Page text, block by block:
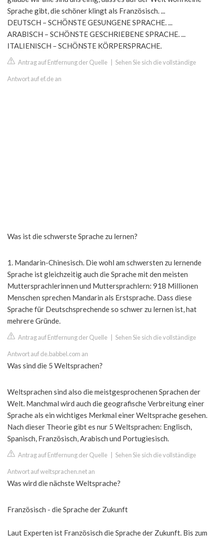
Sprache gibt, die schöner klingt als Französisch. ...
DEUTSCH – SCHÖNSTE GESUNGENE SPRACHE. ...
ARABISCH – SCHÖNSTE GESCHRIEBENE SPRACHE. ...
ITALIENISCH – SCHÖNSTE KÖRPERSPRACHE.
Antrag auf Entfernung der Quelle Sehen Sie sich die vollständige
Antwort auf ef.de an
Was ist die schwerste Sprache zu lernen?
1. Mandarin-Chinesisch. Die wohl am schwersten zu lernende
Sprache ist gleichzeitig auch die Sprache mit den meisten
Muttersprachlerinnen und Muttersprachlern: 918 Millionen
Menschen sprechen Mandarin als Erstsprache. Dass diese
Sprache für Deutschsprechende so schwer zu lernen ist, hat
mehrere Gründe.
Antrag auf Entfernung der Quelle Sehen Sie sich die vollständige
Antwort auf de.babbel.com an
Was sind die 5 Weltsprachen?
Weltsprachen sind also die meistgesprochenen Sprachen der
Welt. Manchmal wird auch die geografische Verbreitung einer
Sprache als ein wichtiges Merkmal einer Weltsprache gesehen.
Nach dieser Theorie gibt es nur 5 Weltsprachen: Englisch,
Spanisch, Französisch, Arabisch und Portugiesisch.
Antrag auf Entfernung der Quelle Sehen Sie sich die vollständige
Antwort auf weltsprachen.net an
Was wird die nächste Weltsprache?
Französisch - die Sprache der Zukunft
Laut Experten ist Französisch die Sprache der Zukunft. Bis zum